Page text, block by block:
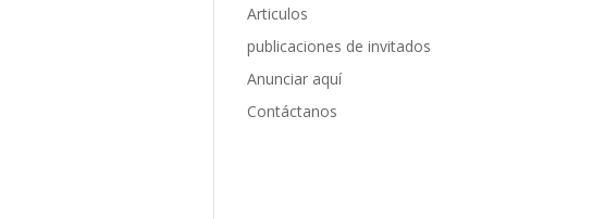
Articulos
publicaciones de invitados
Anunciar aquí
Contáctanos